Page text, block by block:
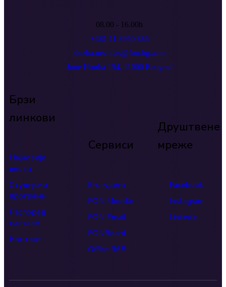
08.00 - 16.00h
+381 11 3950 885
sluzba.msd.das@fon.bg.ac.rs
Јове Илића 154, 11000 Beograd
Брзи
линкови
Најновије
вести
Студијски
програми
Распоред
наставе
Контакт
Сервиси
Е-студент
FON Moodle
FON Email
FONBoard
Office 365
Друштвене
мреже
Facebook
Instagram
LinkedIn